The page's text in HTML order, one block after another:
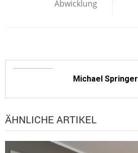
Abwicklung
Michael Springer
ÄHNLICHE ARTIKEL